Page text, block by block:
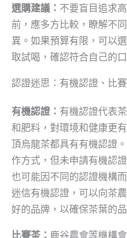
選購建議： 不要盲目追求
前，應多方比較，瞭解不
異。如果預算有限，可以
取試喝，確認符合自己的
認證迷思：有機認證、比
有機認證： 有機認證代表
和肥料，對環境和健康更
頂烏龍茶都具有有機認證
作方式，但未申請有機認
也可能因不同的認證機構
迷信有機認證，可以向茶
好的品牌，以確保茶葉的
比賽茶： 鹿谷農會等機構